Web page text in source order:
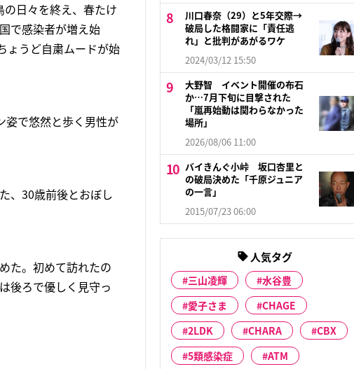
日々を終え、春たけ
で感染者が増え始
ょうど自粛ムードが始
姿で悠然と歩く男性が
、30歳前後とおぼし
た。初めて訪れたの
後ろで優しく見守っ
川口春奈（29）と5年交際→
破局した格闘家に「責任逃
れ」と批判があがるワケ
2024/03/12 15:50
大野智 イベント開催の布石
か…7月下旬に目撃された
「嵐再始動は関わらなかった
場所」
2026/08/06 11:00
バイきんぐ小峠 坂口杏里と
の破局決めた「千原ジュニア
の一言」
2015/07/23 06:00
人気タグ
三山凌輝
水谷豊
愛子さま
CHAGE
2LDK
CHARA
CBX
5類感染症
ATM